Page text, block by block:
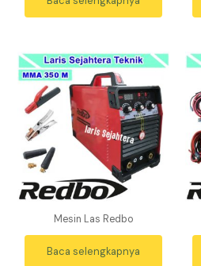
Mesin Las Redbo
Baca selengkapnya